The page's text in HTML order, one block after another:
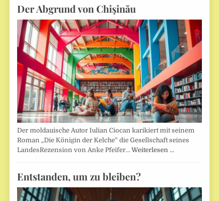
Der Abgrund von Chişinău
Der moldauische Autor Iulian Ciocan karikiert mit seinem
Roman „Die Königin der Kelche” die Gesellschaft seines
LandesRezension von Anke Pfeifer…Weiterlesen …
Entstanden, um zu bleiben?